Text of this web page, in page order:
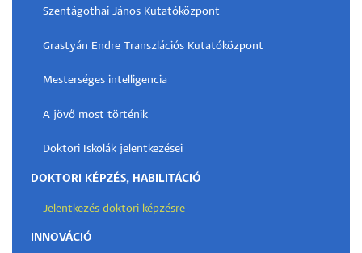
Szentágothai János Kutatóközpont
Grastyán Endre Transzlációs Kutatóközpont
Mesterséges intelligencia
A jövő most történik
Doktori Iskolák jelentkezései
DOKTORI KÉPZÉS, HABILITÁCIÓ
Jelentkezés doktori képzésre
INNOVÁCIÓ